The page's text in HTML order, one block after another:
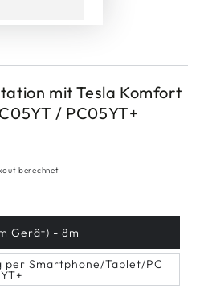
mit Tesla Komfort
/ PC05YT+
berechnet
Gerät) - 8m
per Smartphone/Tablet/PC